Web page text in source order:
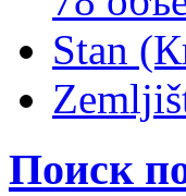
Stan
Поиск